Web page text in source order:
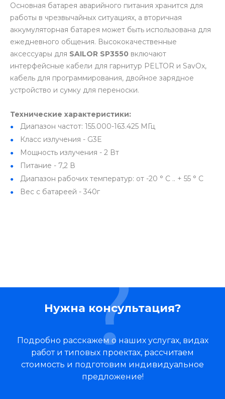
Основная батарея аварийного питания хранится для
работы в чрезвычайных ситуациях, а вторичная
аккумуляторная батарея может быть использована для
ежедневного общения. Высококачественные
аксессуары для SAILOR SP3550 включают
интерфейсные кабели для гарнитур PELTOR и SavOx,
кабель для программирования, двойное зарядное
устройство и сумку для переноски.
Технические характеристики:
Диапазон частот: 155.000-163.425 МГц
Класс излучения - G3E
Мощность излучения - 2 Вт
Питание - 7,2 В
Диапазон рабочих температур: от -20 ° С .. + 55 ° С
Вес с батареей - 340г
Нужна консультация?
Подробно расскажем о наших услугах, видах
работ и типовых проектах, рассчитаем
стоимость и подготовим индивидуальное
предложение!